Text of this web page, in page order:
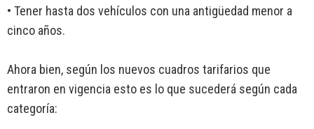
• Tener hasta dos vehículos con una antigüedad menor a
cinco años.
Ahora bien, según los nuevos cuadros tarifarios que
entraron en vigencia esto es lo que sucederá según cada
categoría: